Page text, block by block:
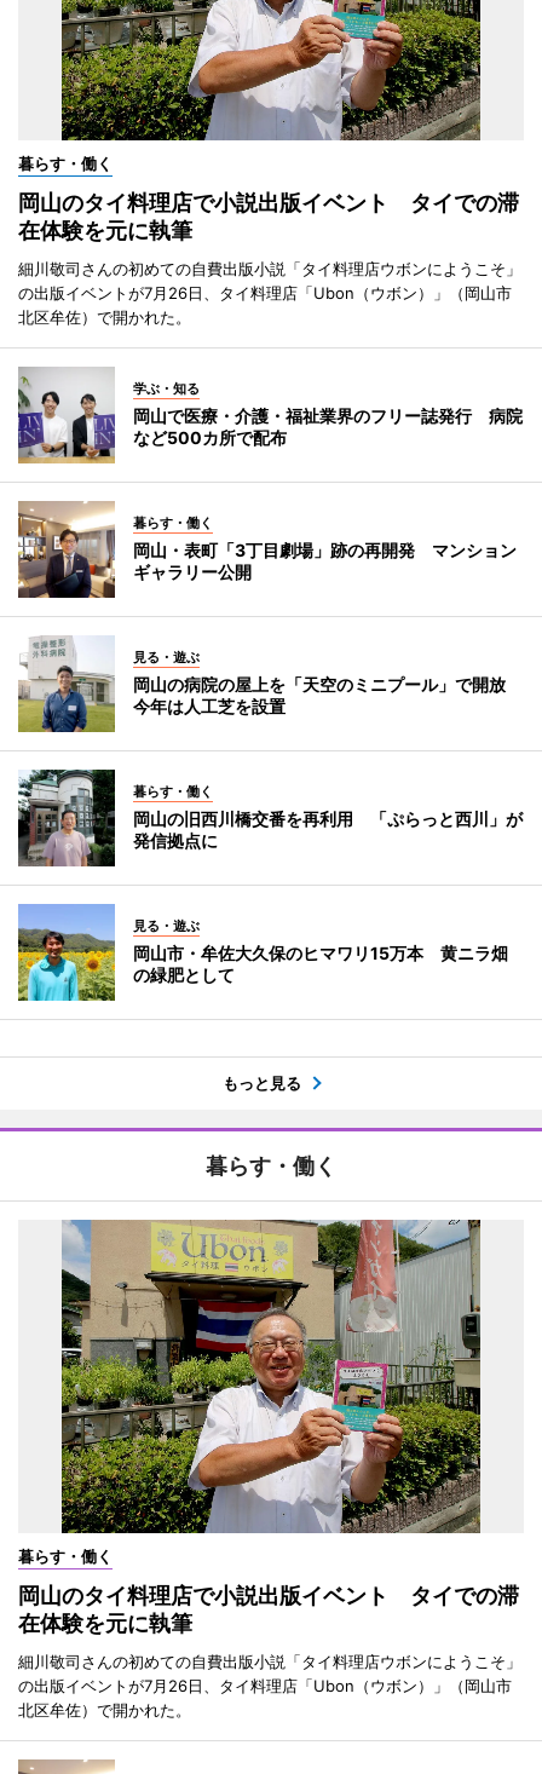
暮らす・働く
岡山のタイ料理店で小説出版イベント タイでの滞
在体験を元に執筆
細川敬司さんの初めての自費出版小説「タイ料理店ウボンにようこそ」
の出版イベントが7月26日、タイ料理店「Ubon（ウボン）」（岡山市
北区牟佐）で開かれた。
学ぶ・知る
岡山で医療・介護・福祉業界のフリー誌発行 病院
など500カ所で配布
暮らす・働く
岡山・表町「3丁目劇場」跡の再開発 マンション
ギャラリー公開
見る・遊ぶ
岡山の病院の屋上を「天空のミニプール」で開放
今年は人工芝を設置
暮らす・働く
岡山の旧西川橋交番を再利用 「ぷらっと西川」が
発信拠点に
見る・遊ぶ
岡山市・牟佐大久保のヒマワリ15万本 黄ニラ畑
の緑肥として
もっと見る
暮らす・働く
暮らす・働く
岡山のタイ料理店で小説出版イベント タイでの滞
在体験を元に執筆
細川敬司さんの初めての自費出版小説「タイ料理店ウボンにようこそ」
の出版イベントが7月26日、タイ料理店「Ubon（ウボン）」（岡山市
北区牟佐）で開かれた。